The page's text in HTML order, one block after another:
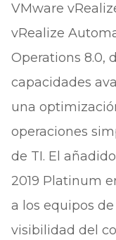
VMware
vRealize
Operations 8.0,
capacidades
una
operaciones
de TI. El
2019 Platinum
a los equipos
visibilidad del